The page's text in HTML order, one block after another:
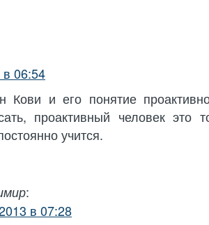
06:54
Кови и его понятие
проактивный человек это
учится.
:
в 07:28